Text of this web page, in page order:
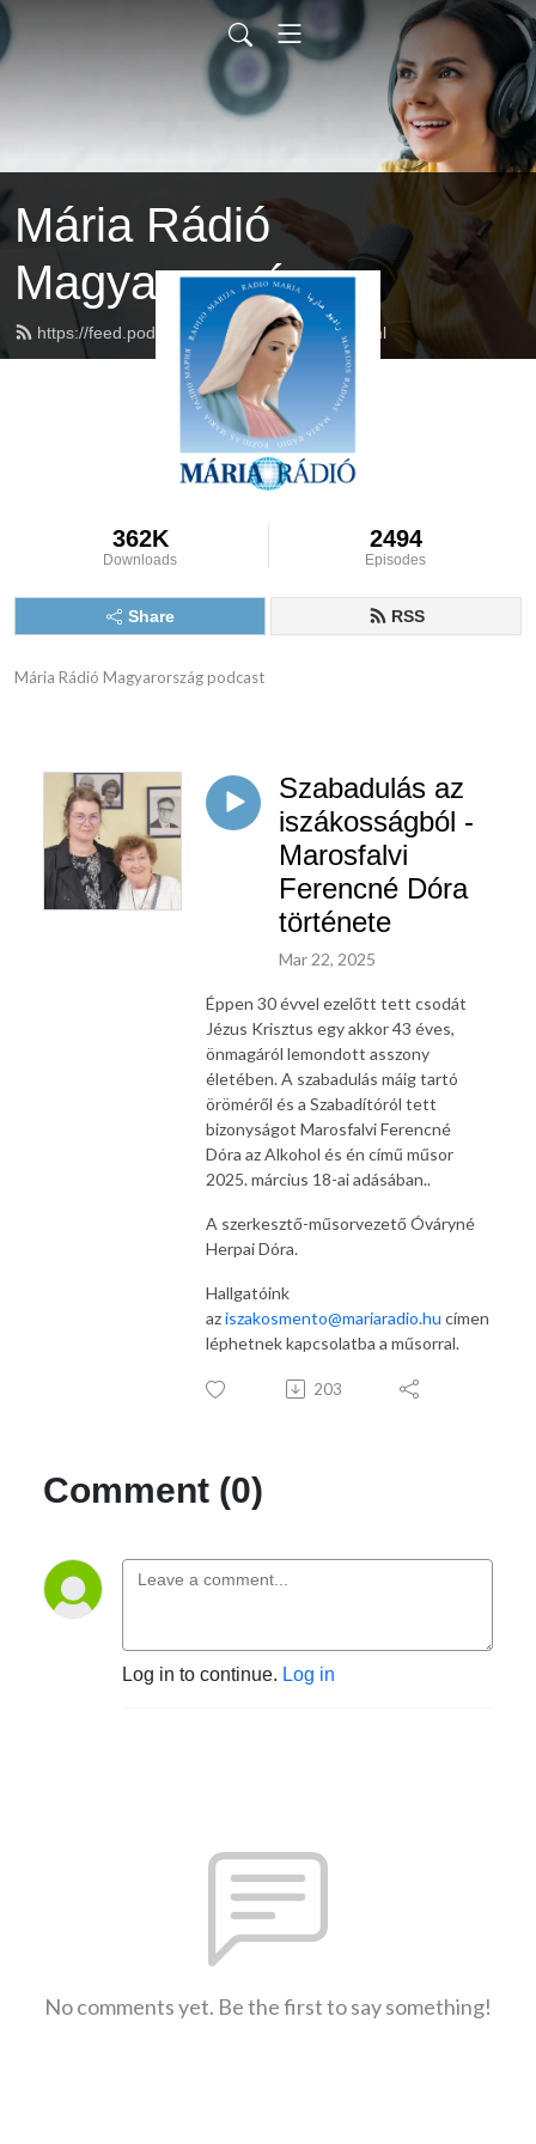
Mária Rádió
Magyarország
https://feed.podbean.com/mariaradio/feed.xml
362K
Downloads
2494
Episodes
Share RSS
Mária Rádió Magyarország podcast
Szabadulás az
iszákosságból -
Marosfalvi
Ferencné Dóra
története
Mar 22, 2025
Éppen 30 évvel ezelőtt tett csodát
Jézus Krisztus egy akkor 43 éves,
önmagáról lemondott asszony
életében. A szabadulás máig tartó
öröméről és a Szabadítóról tett
bizonyságot Marosfalvi Ferencné
Dóra az Alkohol és én című műsor
2025. március 18-ai adásában..
A szerkesztő-műsorvezető Óváryné
Herpai Dóra.
Hallgatóink
aziszakosmento@mariaradio.hu címen
léphetnek kapcsolatba a műsorral.
203
Comment (0)
Log in to continue. Log in
No comments yet. Be the first to say something!